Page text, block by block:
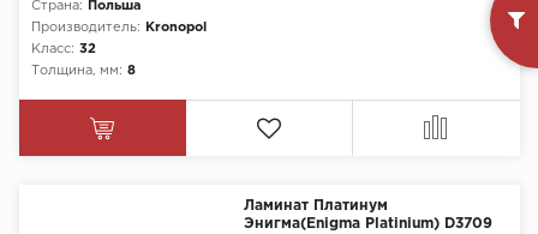
Страна:
Польша
Производитель:
Kronopol
Класс: 32
Толщина, мм: 8
Ламинат Платинум
Энигма(Enigma Platinium) D3709